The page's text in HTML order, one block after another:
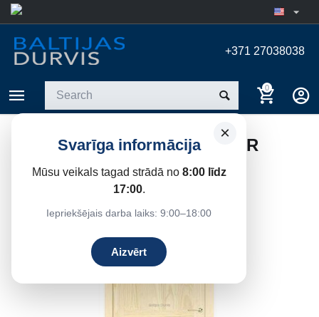
+371 27038038
0
×
Svarīga informācija
Mūsu veikals tagad strādā no 8:00 līdz
17:00.
Iepriekšējais darba laiks: 9:00–18:00
Aizvērt
COLONIALA INTERIOR DOOR
Home / Interior doors Milled interior doors